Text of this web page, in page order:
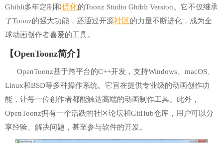
Ghibli多年定制和优化的Toonz Studio Ghibli Version。它不仅继承
了Toonz的强大功能，还通过开源社区的力量不断进化，成为全
球动画创作者喜爱的工具。
【OpenToonz简介】
OpenToonz基于跨平台的C++开发，支持Windows、macOS、
Linux和BSD等多种操作系统。它旨在提供专业级的动画创作功
能，让每一位创作者都能触达高端的动画制作工具。此外，
OpenToonz拥有一个活跃的社区论坛和GitHub仓库，用户可以分
享经验、解决问题，甚至参与软件的开发。